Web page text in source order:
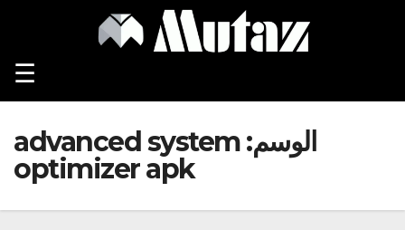
☰
الوسم:advanced system
optimizer apk